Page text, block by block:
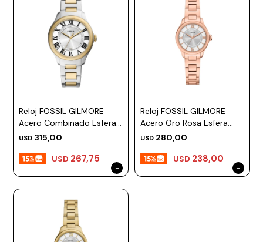
Reloj FOSSIL GILMORE
Acero Combinado Esfera
38mm
USD 315,00
USD 267,75
Reloj FOSSIL GILMORE
Acero Oro Rosa Esfera
28mm
USD 280,00
USD 238,00